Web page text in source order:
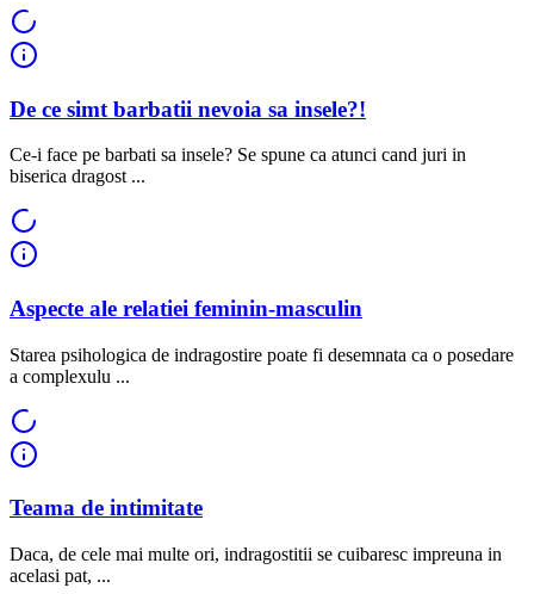
De ce simt barbatii nevoia sa insele?!
Ce-i face pe barbati sa insele? Se spune ca atunci cand juri in
biserica dragost ...
Aspecte ale relatiei feminin-masculin
Starea psihologica de indragostire poate fi desemnata ca o posedare
a complexulu ...
Teama de intimitate
Daca, de cele mai multe ori, indragostitii se cuibaresc impreuna in
acelasi pat, ...